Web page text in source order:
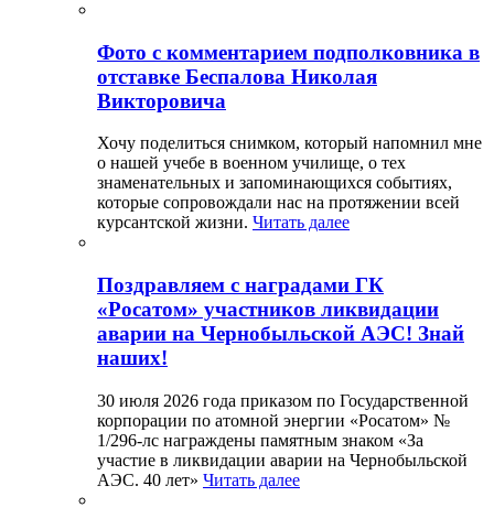
Фото с комментарием подполковника в
отставке Беспалова Николая
Викторовича
Хочу поделиться снимком, который напомнил мне
о нашей учебе в военном училище, о тех
знаменательных и запоминающихся событиях,
которые сопровождали нас на протяжении всей
курсантской жизни. Читать далее
Поздравляем с наградами ГК
«Росатом» участников ликвидации
аварии на Чернобыльской АЭС! Знай
наших!
30 июля 2026 года приказом по Государственной
корпорации по атомной энергии «Росатом» №
1/296-лс награждены памятным знаком «За
участие в ликвидации аварии на Чернобыльской
АЭС. 40 лет» Читать далее